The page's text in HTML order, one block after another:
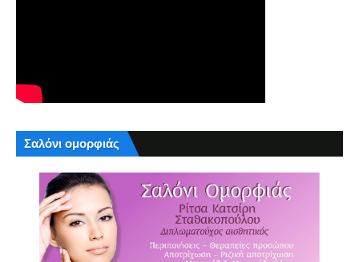
Σαλόνι ομορφιάς